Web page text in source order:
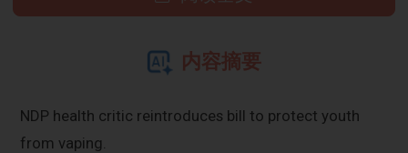
内容摘要
NDP health critic reintroduces bill to protect youth
from vaping.